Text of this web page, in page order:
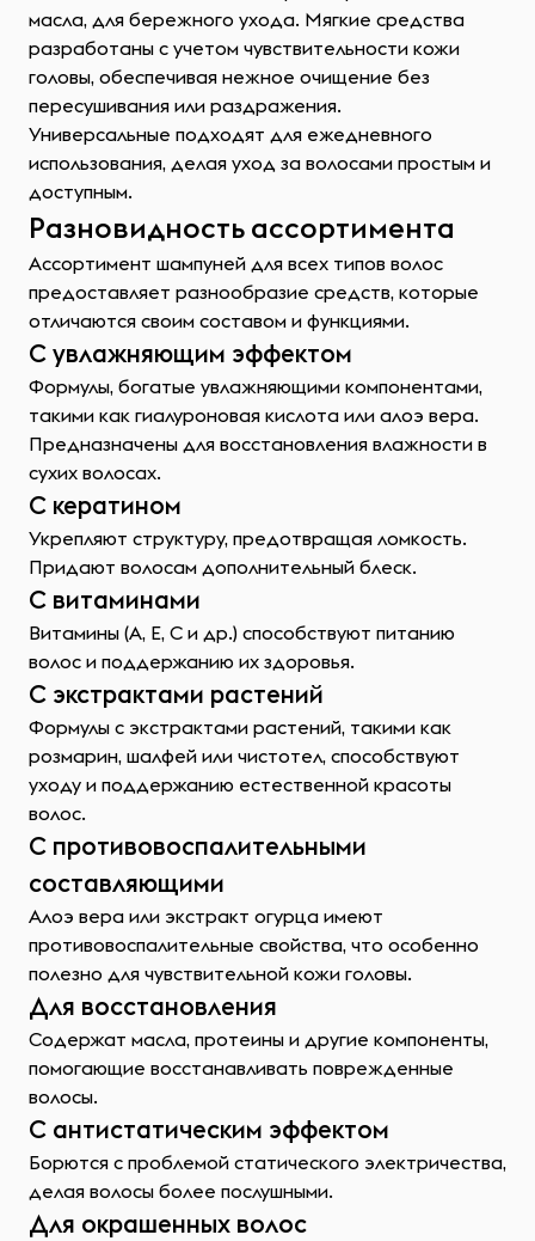
масла, для бережного ухода. Мягкие средства
разработаны с учетом чувствительности кожи
головы, обеспечивая нежное очищение без
пересушивания или раздражения.
Универсальные подходят для ежедневного
использования, делая уход за волосами простым и
доступным.
Разновидность ассортимента
Ассортимент шампуней для всех типов волос
предоставляет разнообразие средств, которые
отличаются своим составом и функциями.
С увлажняющим эффектом
Формулы, богатые увлажняющими компонентами,
такими как гиалуроновая кислота или алоэ вера.
Предназначены для восстановления влажности в
сухих волосах.
С кератином
Укрепляют структуру, предотвращая ломкость.
Придают волосам дополнительный блеск.
С витаминами
Витамины (A, E, С и др.) способствуют питанию
волос и поддержанию их здоровья.
С экстрактами растений
Формулы с экстрактами растений, такими как
розмарин, шалфей или чистотел, способствуют
уходу и поддержанию естественной красоты
волос.
С противовоспалительными
составляющими
Алоэ вера или экстракт огурца имеют
противовоспалительные свойства, что особенно
полезно для чувствительной кожи головы.
Для восстановления
Содержат масла, протеины и другие компоненты,
помогающие восстанавливать поврежденные
волосы.
С антистатическим эффектом
Борются с проблемой статического электричества,
делая волосы более послушными.
Для окрашенных волос